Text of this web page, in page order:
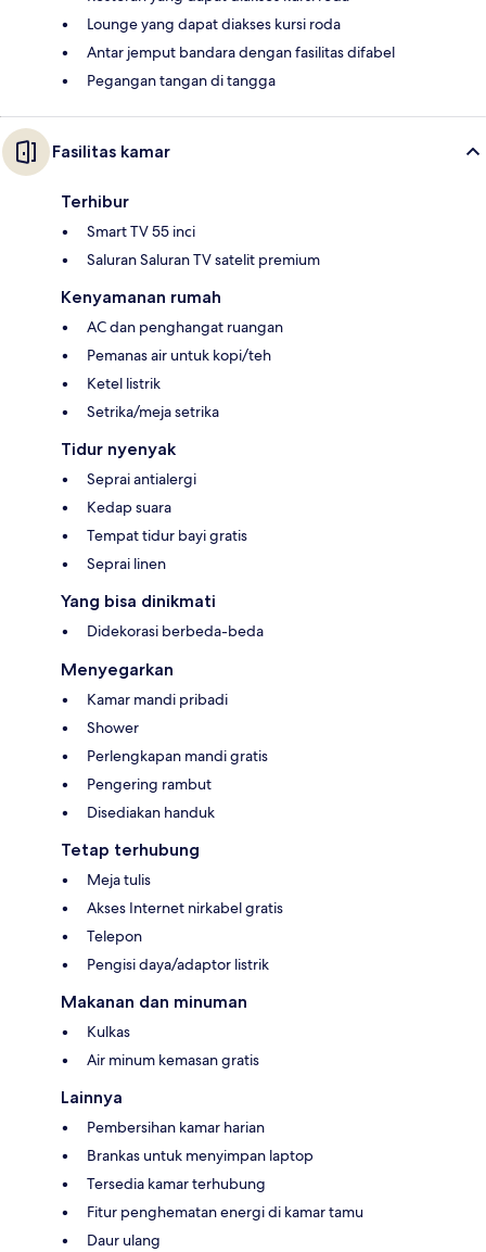
Lounge yang dapat diakses kursi roda
Antar jemput bandara dengan fasilitas difabel
Pegangan tangan di tangga
Fasilitas kamar
Terhibur
Smart TV 55 inci
Saluran Saluran TV satelit premium
Kenyamanan rumah
AC dan penghangat ruangan
Pemanas air untuk kopi/teh
Ketel listrik
Setrika/meja setrika
Tidur nyenyak
Seprai antialergi
Kedap suara
Tempat tidur bayi gratis
Seprai linen
Yang bisa dinikmati
Didekorasi berbeda-beda
Menyegarkan
Kamar mandi pribadi
Shower
Perlengkapan mandi gratis
Pengering rambut
Disediakan handuk
Tetap terhubung
Meja tulis
Akses Internet nirkabel gratis
Telepon
Pengisi daya/adaptor listrik
Makanan dan minuman
Kulkas
Air minum kemasan gratis
Lainnya
Pembersihan kamar harian
Brankas untuk menyimpan laptop
Tersedia kamar terhubung
Fitur penghematan energi di kamar tamu
Daur ulang